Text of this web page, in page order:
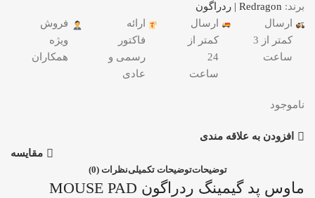
برند: Redragon | ردراگون
ارسال
کمتر از 3
ساعت
ارسال
کمتر از
24
ساعت
ارائه
فاکتور
رسمی و
عادی
فروش
ویژه
همکاران
ناموجود
افزودن به علاقه مندی
مقایسه
توضیحاتتوضیحات تکمیلینظرات (0)
ماوس پد گیمینگ ردراگون MOUSE PAD